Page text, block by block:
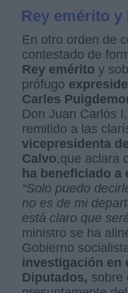
Rey emérito y
En otro orden de
contestado de
Rey emérito y
prófugo
Carles
Don Juan Carlos
remitido a las
vicepresidenta
Calvo,que aclara
ha beneficiado
“Solo puedo
no es de mi
está claro que
ministro se ha
Gobierno
investigación en
Diputados, sobre